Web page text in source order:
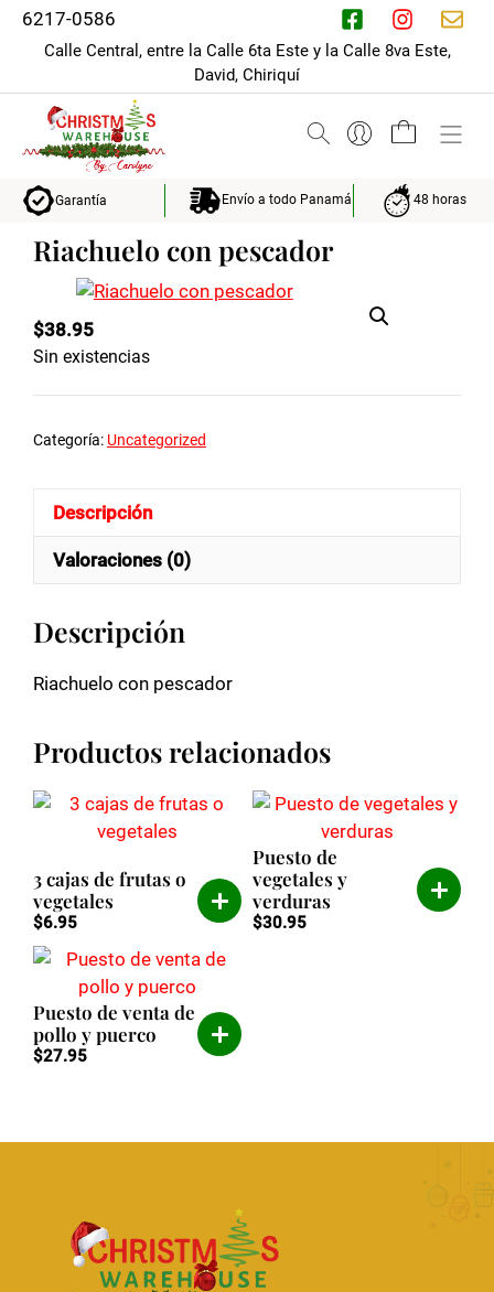
Saltar6217-0586
Calle Central, entre la Calle 6ta Este y la Calle 8va Este,
David, Chiriquí
Garantía Envío a todo Panamá 48 horas
Riachuelo con pescador
$38.95
Sin existencias
Categoría: Uncategorized
Descripción
Valoraciones (0)
Descripción
Riachuelo con pescador
Productos relacionados
3 cajas de frutas o
vegetales
$6.95
Puesto de
vegetales y
verduras
$30.95
Puesto de venta de
pollo y puerco
$27.95